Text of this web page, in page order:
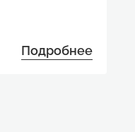
Подробнее